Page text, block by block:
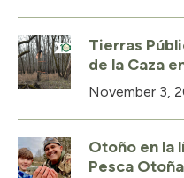
Tierras
de la Caza
November 3,
Otoño en la
Pesca